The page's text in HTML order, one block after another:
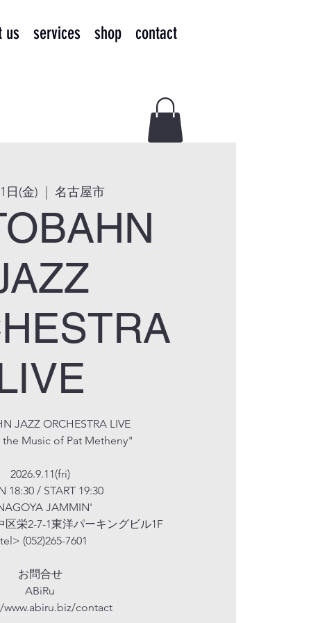
us services shop contact
日(金)
  |
名古屋市
JAZZ ORCHESTRA LIVE
the Music of Pat Metheny"
2026.9.11(fri)
18:30 / START 19:30
JAMMIN'
区栄2-7-1東洋パーキングビル1F
(052)265-7601
お問合せ
ABiRu
contact